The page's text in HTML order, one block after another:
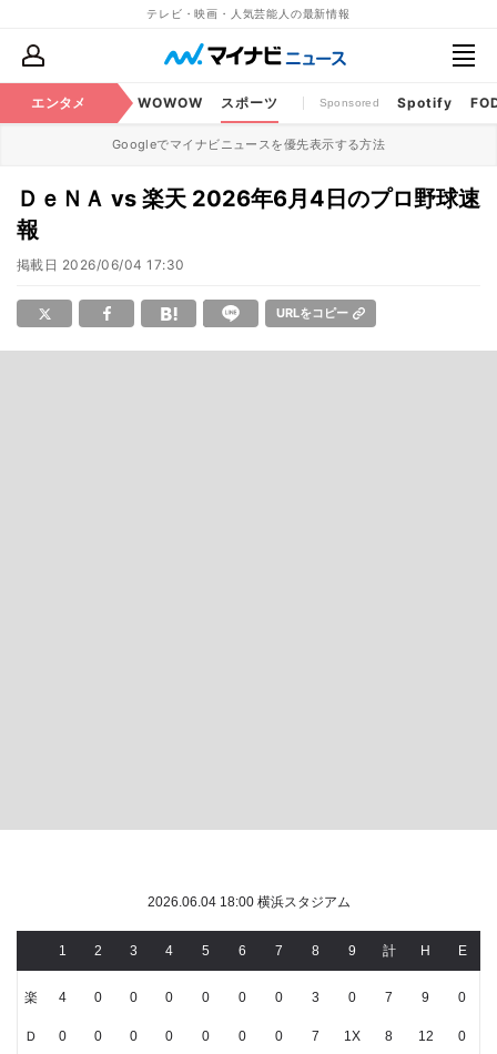
テレビ・映画・人気芸能人の最新情報
エンタメ
・CS番組 WOWOW スポーツ Sponsored Spotify
Googleでマイナビニュースを優先表示する方法
ＤｅＮＡ vs 楽天 2026年6月4日のプロ野球速
報
掲載日 2026/06/04 17:30
URLをコピー
2026.06.04 18:00 横浜スタジアム
1 2 3 4 5 6 7 8 9 計 H E
楽 4 0 0 0 0 0 0 3 0 7 9 0
Ｄ 0 0 0 0 0 0 0 7 1X 8 12 0